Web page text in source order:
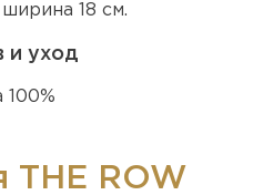
18 см.
и уход
100%
THE ROW